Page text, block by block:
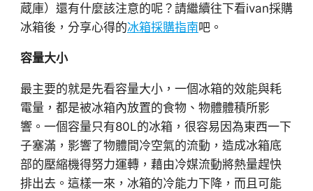
蔵庫）還有什麼該注意的呢？請繼續往下看ivan採購
冰箱後，分享心得的冰箱採購指南吧。
容量大小
最主要的就是先看容量大小，一個冰箱的效能與耗
電量，都是被冰箱內放置的食物、物體體積所影
響。一個容量只有80L的冰箱，很容易因為東西一下
子塞滿，影響了物體間冷空氣的流動，造成冰箱底
部的壓縮機得努力運轉，藉由冷媒流動將熱量趕快
排出去。這樣一來，冰箱的冷能力下降，而且可能